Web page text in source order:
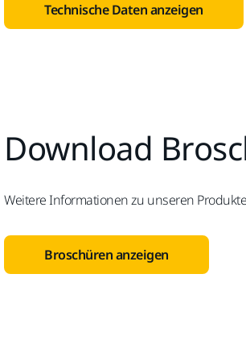
Technische Daten anzeigen
Download
Weitere Informationen zu unseren
Broschüren anzeigen